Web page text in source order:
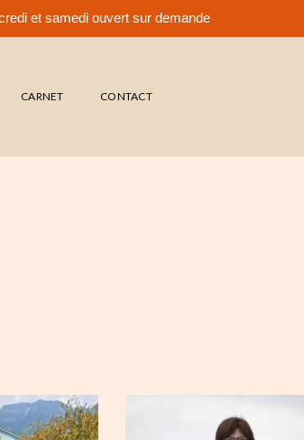
et samedi ouvert sur demande
CARNET CONTACT